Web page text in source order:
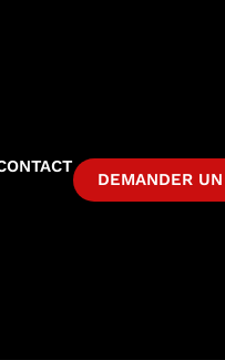
DEMANDER